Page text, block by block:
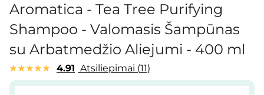
Aromatica - Tea Tree Purifying
Shampoo - Valomasis Šampūnas
su Arbatmedžio Aliejumi - 400 ml
4.91 Atsiliepimai 11